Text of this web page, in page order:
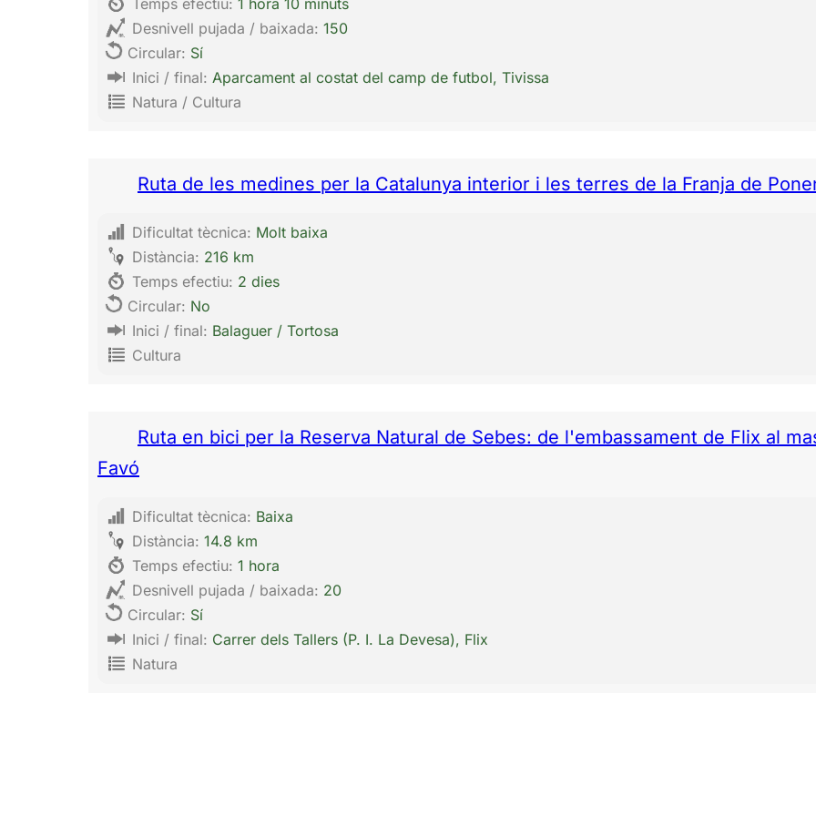
Temps efectiu: 1 hora 10 minuts
Desnivell pujada / baixada: 150
Circular: Sí
Inici / final: Aparcament al costat del camp de futbol, Tivissa
Natura / Cultura
Ruta de les medines per la Catalunya interior i les terres de la Franja de
Dificultat tècnica: Molt baixa
Distància: 216 km
Temps efectiu: 2 dies
Circular: No
Inici / final: Balaguer / Tortosa
Cultura
Ruta en bici per la Reserva Natural de Sebes: de l'embassament de Flix al
Favó
Dificultat tècnica: Baixa
Distància: 14.8 km
Temps efectiu: 1 hora
Desnivell pujada / baixada: 20
Circular: Sí
Inici / final: Carrer dels Tallers (P. I. La Devesa), Flix
Natura